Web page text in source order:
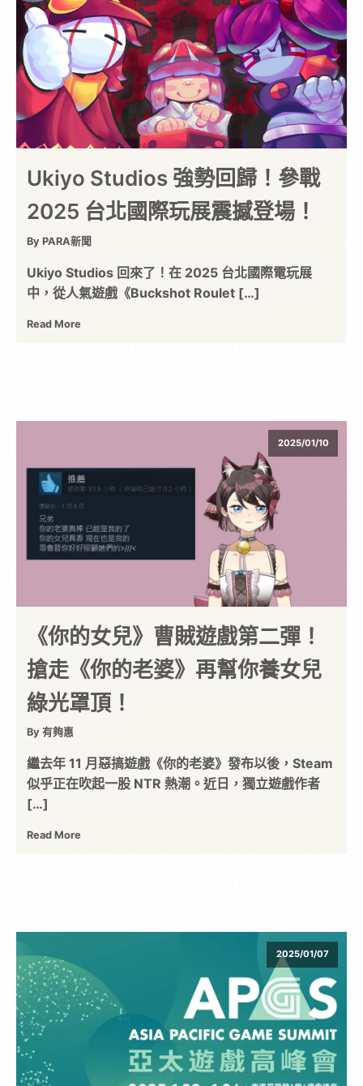
Ukiyo Studios 強勢回歸！參戰
2025 台北國際玩展震撼登場！
By PARA新聞
Ukiyo Studios 回來了！在 2025 台北國際電玩展
中，從人氣遊戲《Buckshot Roulet […]
Read More
2025/01/10
《你的女兒》曹賊遊戲第二彈！
搶走《你的老婆》再幫你養女兒
綠光罩頂！
By 有夠惠
繼去年 11 月惡搞遊戲《你的老婆》發布以後，Steam
似乎正在吹起一股 NTR 熱潮。近日，獨立遊戲作者
[…]
Read More
2025/01/07